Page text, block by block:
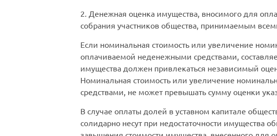
2. Денежная оценка имущества, вносимого для
собрания участников общества, принимаемым
Если номинальная стоимость или увеличение
оплачиваемой неденежными средствами,
имущества должен привлекаться независимый
Номинальная стоимость или увеличение
средствами, не может превышать сумму оценки
В случае оплаты долей в уставном капитале
солидарно несут при недостаточности имущества